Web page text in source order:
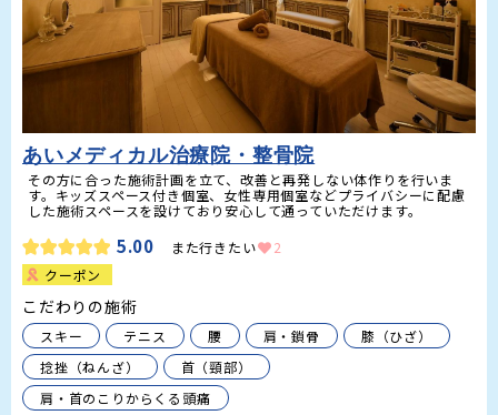
あいメディカル治療院・整骨院
その方に合った施術計画を立て、改善と再発しない体作りを行いま
す。キッズスペース付き個室、女性専用個室などプライバシーに配慮
5.00 また行きたい
2
クーポン
こだわりの施術
スキー テニス 腰 肩・鎖骨
膝（ひざ）
捻挫（ねんざ）
首（頸部）
肩・首のこりからくる頭痛